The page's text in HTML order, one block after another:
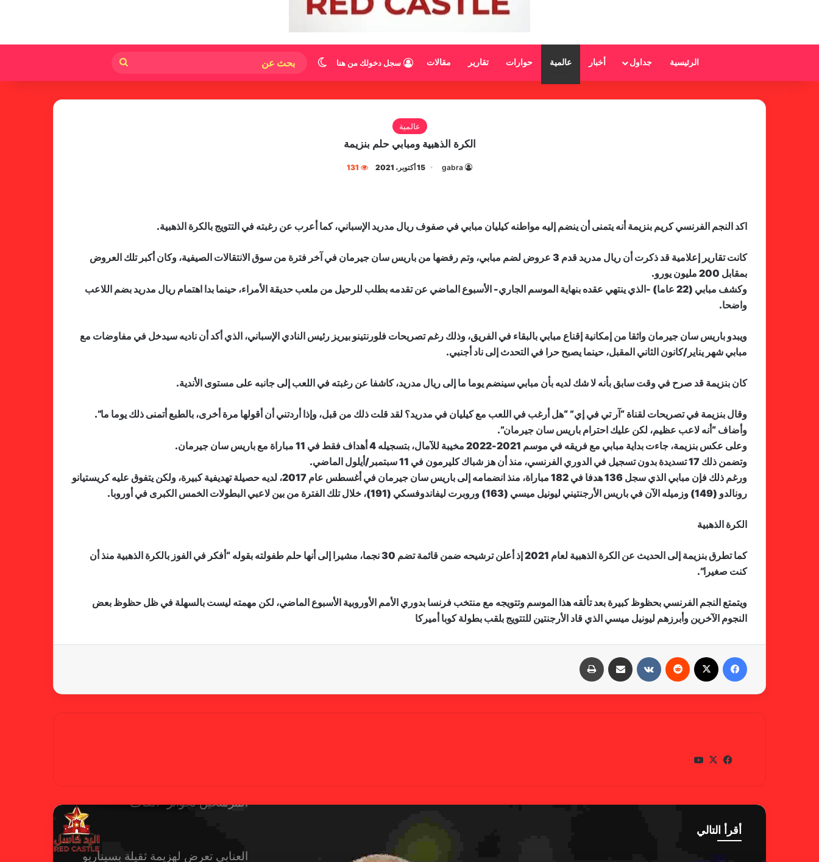
الرئيسية جداول أخبار عالمية حوارات تقارير مقالات سجل دخولك من هنا الوضع المظلم
عن
عالمية
الكرة الذهبية ومبابي حلم بنزيمة
gabra 15 أكتوبر، 2021 131
اكد النجم الفرنسي كريم بنزيمة أنه يتمنى أن ينضم إليه مواطنه كيليان مبابي في صفوف ريال مدريد الإسباني، كما أعرب عن رغبته في التتويج بالكرة الذهبية.
كانت تقارير إعلامية قد ذكرت أن ريال مدريد قدم 3 عروض لضم مبابي، وتم رفضها من باريس سان جيرمان في آخر فترة من سوق الانتقالات الصيفية، وكان أكبر تلك العروض
بمقابل 200 مليون يورو.
وكشف مبابي (22 عاما) -الذي ينتهي عقده بنهاية الموسم الجاري- الأسبوع الماضي عن تقدمه بطلب للرحيل من ملعب حديقة الأمراء، حينما بدا اهتمام ريال مدريد بضم اللاعب
واضحا.
ويبدو باريس سان جيرمان واثقا من إمكانية إقناع مبابي بالبقاء في الفريق، وذلك رغم تصريحات فلورنتينو بيريز رئيس النادي الإسباني، الذي أكد أن ناديه سيدخل في مفاوضات مع
مبابي شهر يناير/كانون الثاني المقبل، حينما يصبح حرا في التحدث إلى ناد أجنبي.
كان بنزيمة قد صرح في وقت سابق بأنه لا شك لديه بأن مبابي سينضم يوما ما إلى ريال مدريد، كاشفا عن رغبته في اللعب إلى جانبه على مستوى الأندية.
وقال بنزيمة في تصريحات لقناة “آر تي في إي” “هل أرغب في اللعب مع كيليان في مدريد؟ لقد قلت ذلك من قبل، وإذا أردتني أن أقولها مرة أخرى، بالطبع أتمنى ذلك يوما ما”.
وأضاف “أنه لاعب عظيم، لكن عليك احترام باريس سان جيرمان”.
وعلى عكس بنزيمة، جاءت بداية مبابي مع فريقه في موسم 2021-2022 مخيبة للآمال، بتسجيله 4 أهداف فقط في 11 مباراة مع باريس سان جيرمان.
وتضمن ذلك 17 تسديدة بدون تسجيل في الدوري الفرنسي، منذ أن هز شباك كليرمون في 11 سبتمبر/أيلول الماضي.
ورغم ذلك فإن مبابي الذي سجل 136 هدفا في 182 مباراة، منذ انضمامه إلى باريس سان جيرمان في أغسطس عام 2017، لديه حصيلة تهديفية كبيرة، ولكن يتفوق عليه كريستيانو
رونالدو (149) وزميله الآن في باريس الأرجنتيني ليونيل ميسي (163) وروبرت ليفاندوفسكي (191)، خلال تلك الفترة من بين لاعبي البطولات الخمس الكبرى في أوروبا.
الكرة الذهبية
كما تطرق بنزيمة إلى الحديث عن الكرة الذهبية لعام 2021 إذ أعلن ترشيحه ضمن قائمة تضم 30 نجما، مشيرا إلى أنها حلم طفولته بقوله “أفكر في الفوز بالكرة الذهبية منذ أن
كنت صغيرا”.
ويتمتع النجم الفرنسي بحظوظ كبيرة بعد تألقه هذا الموسم وتتويجه مع منتخب فرنسا بدوري الأمم الأوروبية الأسبوع الماضي، لكن مهمته ليست بالسهلة في ظل حظوظ بعض
النجوم الآخرين وأبرزهم ليونيل ميسي الذي قاد الأرجنتين للتتويج بلقب بطولة كوبا أميركا
في
وك
X
أقرأ التالي
العربية للسيدات 2026 الشيخة حياة
أزمة نفسية وراء غياب مبابي عن
بسبب تصريحات مهينة.. إيقاف حكم
حضور عربي قوي في قائمة
المرشحين لجوائز “الكاف”
العنابي تعرض لهزيمة ثقيلة بسيناريو